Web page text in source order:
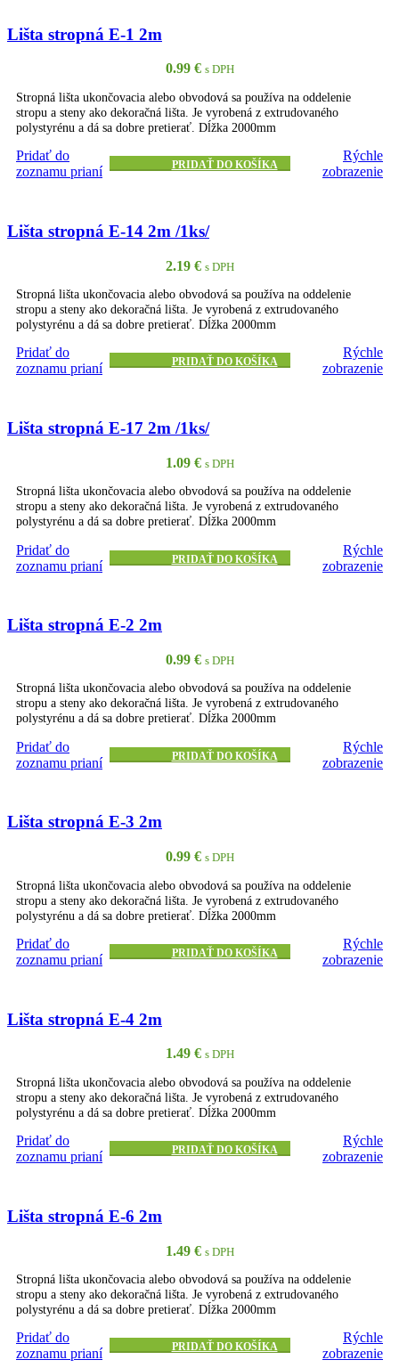
Lišta stropná E-1 2m
0.99 € s DPH
Stropná lišta ukončovacia alebo obvodová sa používa na oddelenie
stropu a steny ako dekoračná lišta. Je vyrobená z extrudovaného
polystyrénu a dá sa dobre pretierať. Dĺžka 2000mm
Pridať do
zoznamu prianí
PRIDAŤ DO KOŠÍKA
Rýchle
zobrazenie
Lišta stropná E-14 2m /1ks/
2.19 € s DPH
Stropná lišta ukončovacia alebo obvodová sa používa na oddelenie
stropu a steny ako dekoračná lišta. Je vyrobená z extrudovaného
polystyrénu a dá sa dobre pretierať. Dĺžka 2000mm
Pridať do
zoznamu prianí
PRIDAŤ DO KOŠÍKA
Rýchle
zobrazenie
Lišta stropná E-17 2m /1ks/
1.09 € s DPH
Stropná lišta ukončovacia alebo obvodová sa používa na oddelenie
stropu a steny ako dekoračná lišta. Je vyrobená z extrudovaného
polystyrénu a dá sa dobre pretierať. Dĺžka 2000mm
Pridať do
zoznamu prianí
PRIDAŤ DO KOŠÍKA
Rýchle
zobrazenie
Lišta stropná E-2 2m
0.99 € s DPH
Stropná lišta ukončovacia alebo obvodová sa používa na oddelenie
stropu a steny ako dekoračná lišta. Je vyrobená z extrudovaného
polystyrénu a dá sa dobre pretierať. Dĺžka 2000mm
Pridať do
zoznamu prianí
PRIDAŤ DO KOŠÍKA
Rýchle
zobrazenie
Lišta stropná E-3 2m
0.99 € s DPH
Stropná lišta ukončovacia alebo obvodová sa používa na oddelenie
stropu a steny ako dekoračná lišta. Je vyrobená z extrudovaného
polystyrénu a dá sa dobre pretierať. Dĺžka 2000mm
Pridať do
zoznamu prianí
PRIDAŤ DO KOŠÍKA
Rýchle
zobrazenie
Lišta stropná E-4 2m
1.49 € s DPH
Stropná lišta ukončovacia alebo obvodová sa používa na oddelenie
stropu a steny ako dekoračná lišta. Je vyrobená z extrudovaného
polystyrénu a dá sa dobre pretierať. Dĺžka 2000mm
Pridať do
zoznamu prianí
PRIDAŤ DO KOŠÍKA
Rýchle
zobrazenie
Lišta stropná E-6 2m
1.49 € s DPH
Stropná lišta ukončovacia alebo obvodová sa používa na oddelenie
stropu a steny ako dekoračná lišta. Je vyrobená z extrudovaného
polystyrénu a dá sa dobre pretierať. Dĺžka 2000mm
Pridať do
zoznamu prianí
PRIDAŤ DO KOŠÍKA
Rýchle
zobrazenie